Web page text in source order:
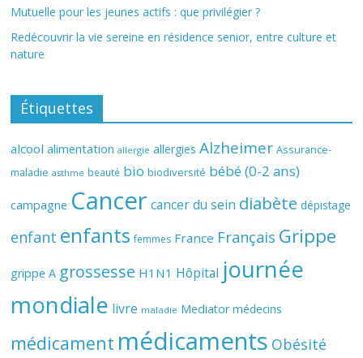
Mutuelle pour les jeunes actifs : que privilégier ?
Redécouvrir la vie sereine en résidence senior, entre culture et
nature
Étiquettes
alcool alimentation allergie allergies Alzheimer Assurance-
maladie asthme beauté bio biodiversité bébé (0-2 ans)
campagne Cancer cancer du sein diabète dépistage
enfant enfants femmes France Français Grippe
grippe A grossesse H1N1 Hôpital journée
mondiale livre maladie Mediator médecins
médicament médicaments Obésité